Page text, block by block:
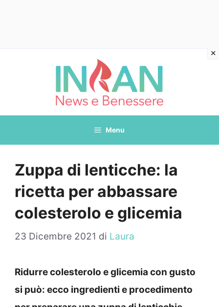
Menu
Zuppa di lenticche: la
ricetta per abbassare
colesterolo e glicemia
23 Dicembre 2021 di Laura
Ridurre colesterolo e glicemia con gusto
si può: ecco ingredienti e procedimento